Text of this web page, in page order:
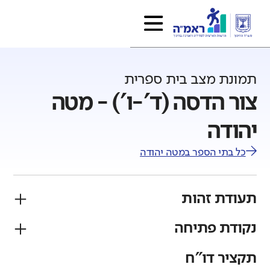
תמונת מצב בית ספרית
צור הדסה (ד'-ו') - מטה
יהודה
כל בתי הספר במטה יהודה
תעודת זהות
פיקוח
נקודת פתיחה
תקציר דו"ח